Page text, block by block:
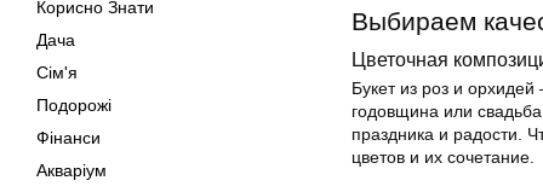
Корисно Знати
Дача
Сім'я
Подорожі
Фінанси
Акваріум
Выбираем
Цветочная
Букет из роз и
годовщина или
праздника и радости.
цветов и их сочетание.